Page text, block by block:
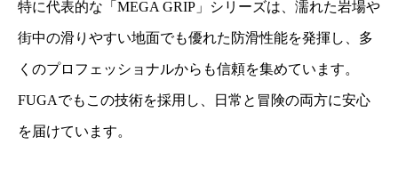
特に代表的な「MEGA GRIP」シリーズは、濡れた岩場や
街中の滑りやすい地面でも優れた防滑性能を発揮し、多
くのプロフェッショナルからも信頼を集めています。
FUGAでもこの技術を採用し、日常と冒険の両方に安心
を届けています。